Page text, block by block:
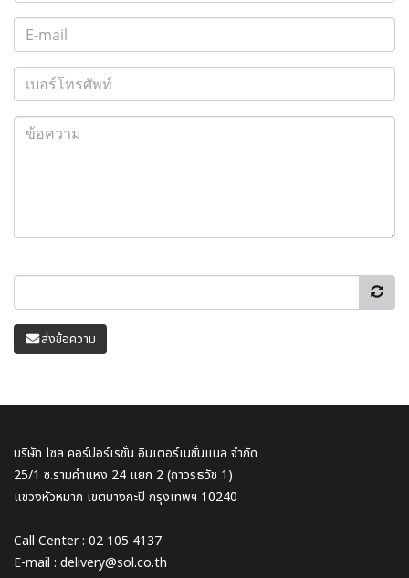
ส่งข้อความ
บริษัท โซล คอร์ปอร์เรชั่น อินเตอร์เนชั่นแนล จำกัด
25/1 ซ.รามคำแหง 24 แยก 2 (ถาวรธวัช 1)
แขวงหัวหมาก เขตบางกะปิ กรุงเทพฯ 10240
Call Center : 02 105 4137
E-mail : delivery@sol.co.th